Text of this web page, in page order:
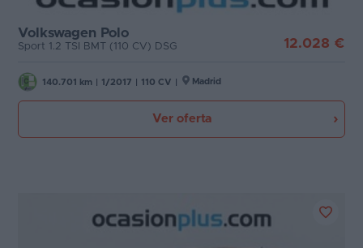
Volkswagen Polo
Sport 1.2 TSI BMT (110 CV) DSG 12.028 €
140.701 km 1/2017 110 CV Madrid
Ver oferta